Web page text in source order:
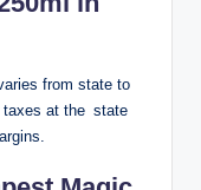
n’est pas
examinées
Depuis
from state to
taxes at the state